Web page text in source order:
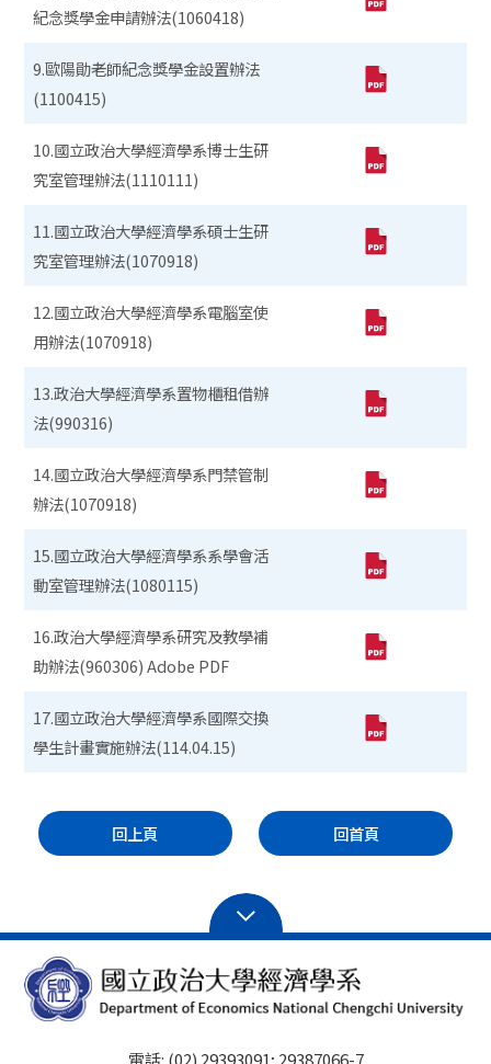
紀念獎學金申請辦法(1060418)
9.歐陽勛老師紀念獎學金設置辦法
(1100415)
10.國立政治大學經濟學系博士生研
究室管理辦法(1110111)
11.國立政治大學經濟學系碩士生研
究室管理辦法(1070918)
12.國立政治大學經濟學系電腦室使
用辦法(1070918)
13.政治大學經濟學系置物櫃租借辦
法(990316)
14.國立政治大學經濟學系門禁管制
辦法(1070918)
15.國立政治大學經濟學系系學會活
動室管理辦法(1080115)
16.政治大學經濟學系研究及教學補
助辦法(960306) Adobe PDF
17.國立政治大學經濟學系國際交換
學生計畫實施辦法(114.04.15)
回上頁 回首頁
電話: (02) 29393091; 29387066-7